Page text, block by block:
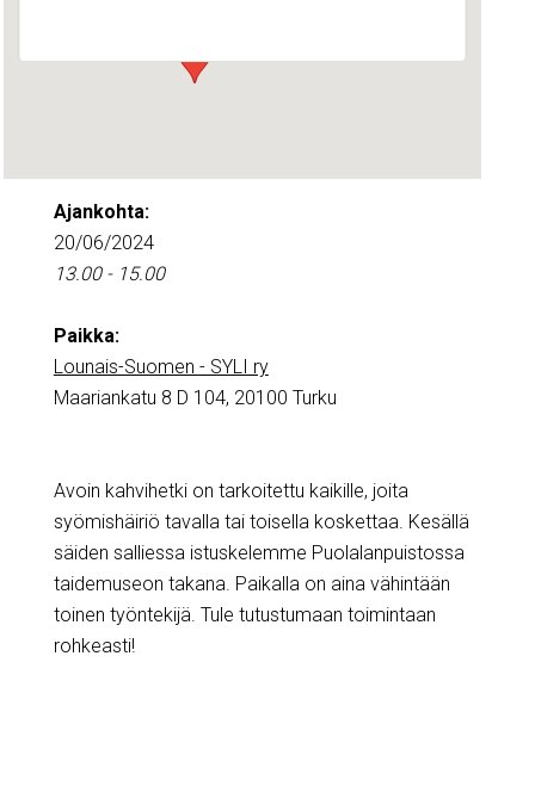
Ajankohta:
20/06/2024
13.00 - 15.00
Paikka:
Lounais-Suomen - SYLI ry
Maariankatu 8 D 104, 20100 Turku
Avoin kahvihetki on tarkoitettu kaikille, joita
syömishäiriö tavalla tai toisella koskettaa. Kesällä
säiden salliessa istuskelemme Puolalanpuistossa
taidemuseon takana. Paikalla on aina vähintään
toinen työntekijä. Tule tutustumaan toimintaan
rohkeasti!